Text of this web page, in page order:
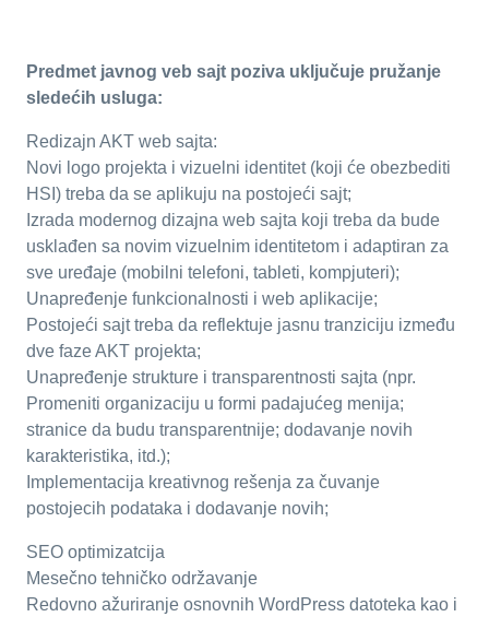
Predmet javnog veb sajt poziva uključuje pružanje
sledećih usluga:
Redizajn AKT web sajta:
Novi logo projekta i vizuelni identitet (koji će obezbediti
HSI) treba da se aplikuju na postojeći sajt;
Izrada modernog dizajna web sajta koji treba da bude
usklađen sa novim vizuelnim identitetom i adaptiran za
sve uređaje (mobilni telefoni, tableti, kompjuteri);
Unapređenje funkcionalnosti i web aplikacije;
Postojeći sajt treba da reflektuje jasnu tranziciju između
dve faze AKT projekta;
Unapređenje strukture i transparentnosti sajta (npr.
Promeniti organizaciju u formi padajućeg menija;
stranice da budu transparentnije; dodavanje novih
karakteristika, itd.);
Implementacija kreativnog rešenja za čuvanje
postojecih podataka i dodavanje novih;
SEO optimizatcija
Mesečno tehničko održavanje
Redovno ažuriranje osnovnih WordPress datoteka kao i